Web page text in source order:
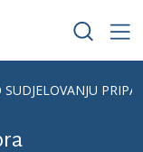
SUDJELOVANJU